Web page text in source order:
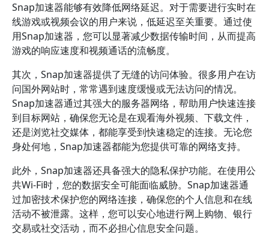
Snap加速器能够有效降低网络延迟。对于需要进行实时在
线游戏或视频会议的用户来说，低延迟至关重要。通过使
用Snap加速器，您可以显著减少数据传输时间，从而提高
游戏的响应速度和视频通话的流畅度。
其次，Snap加速器提供了无缝的访问体验。很多用户在访
问国外网站时，常常遇到速度缓慢或无法访问的情况。
Snap加速器通过其强大的服务器网络，帮助用户快速连接
到目标网站，确保您无论是在观看海外视频、下载文件，
还是浏览社交媒体，都能享受到快速稳定的连接。无论您
身处何地，Snap加速器都能为您提供可靠的网络支持。
此外，Snap加速器还具备强大的隐私保护功能。在使用公
共Wi-Fi时，您的数据安全可能面临威胁。Snap加速器通
过加密技术保护您的网络连接，确保您的个人信息和在线
活动不被泄露。这样，您可以安心地进行网上购物、银行
交易或社交活动，而不必担心信息安全问题。